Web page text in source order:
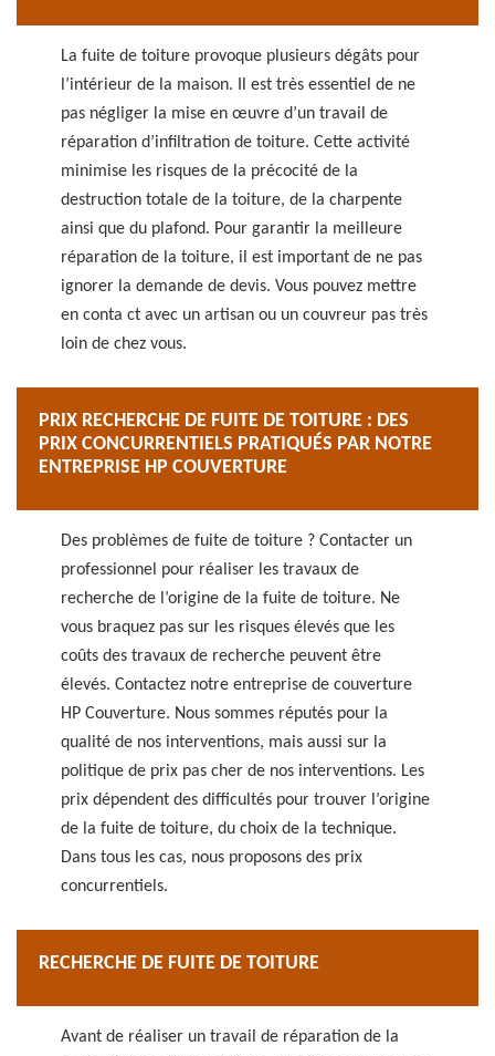
La fuite de toiture provoque plusieurs dégâts pour
l’intérieur de la maison. Il est très essentiel de ne
pas négliger la mise en œuvre d’un travail de
réparation d’infiltration de toiture. Cette activité
minimise les risques de la précocité de la
destruction totale de la toiture, de la charpente
ainsi que du plafond. Pour garantir la meilleure
réparation de la toiture, il est important de ne pas
ignorer la demande de devis. Vous pouvez mettre
en conta ct avec un artisan ou un couvreur pas très
loin de chez vous.
PRIX RECHERCHE DE FUITE DE TOITURE : DES
PRIX CONCURRENTIELS PRATIQUÉS PAR NOTRE
ENTREPRISE HP COUVERTURE
Des problèmes de fuite de toiture ? Contacter un
professionnel pour réaliser les travaux de
recherche de l’origine de la fuite de toiture. Ne
vous braquez pas sur les risques élevés que les
coûts des travaux de recherche peuvent être
élevés. Contactez notre entreprise de couverture
HP Couverture. Nous sommes réputés pour la
qualité de nos interventions, mais aussi sur la
politique de prix pas cher de nos interventions. Les
prix dépendent des difficultés pour trouver l’origine
de la fuite de toiture, du choix de la technique.
Dans tous les cas, nous proposons des prix
concurrentiels.
RECHERCHE DE FUITE DE TOITURE
Avant de réaliser un travail de réparation de la